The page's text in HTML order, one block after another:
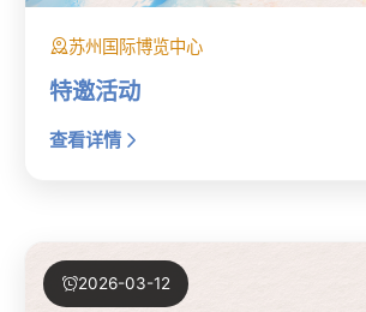
苏州国际博览中心
特邀活动
查看详情
2026-03-12